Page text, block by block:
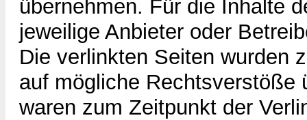
übernehmen. Für die Inhalte
jeweilige Anbieter oder
Die verlinkten Seiten wurden
auf mögliche Rechtsverstöße
waren zum Zeitpunkt der